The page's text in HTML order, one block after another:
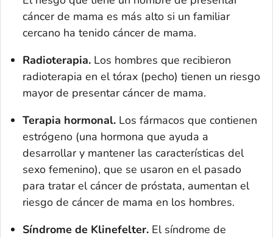
cáncer de mama es más alto si un familiar
cercano ha tenido cáncer de mama.
Radioterapia. Los hombres que recibieron
radioterapia en el tórax (pecho) tienen un riesgo
mayor de presentar cáncer de mama.
Terapia hormonal. Los fármacos que contienen
estrógeno (una hormona que ayuda a
desarrollar y mantener las características del
sexo femenino), que se usaron en el pasado
para tratar el cáncer de próstata, aumentan el
riesgo de cáncer de mama en los hombres.
Síndrome de Klinefelter. El síndrome de